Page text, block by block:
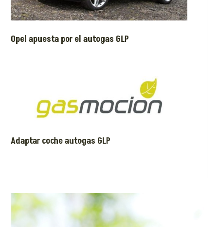
Opel apuesta por el autogas GLP
Adaptar coche autogas GLP